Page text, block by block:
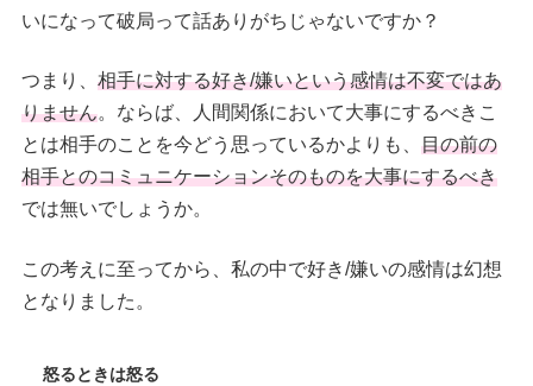
いになって破局って話ありがちじゃないですか？
つまり、 相手に対する好き/嫌いという感情は不変ではあ
りません。ならば、人間関係において大事にするべきこ
とは相手のことを今どう思っているかよりも、 目の前の
相手とのコミュニケーションそのものを大事にするべき
では無いでしょうか。
この考えに至ってから、私の中で好き/嫌いの感情は幻想
となりました。
怒るときは怒る